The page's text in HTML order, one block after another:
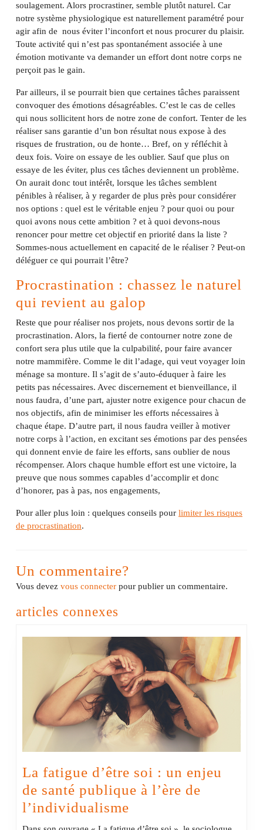
soulagement. Alors procrastiner, semble plutôt naturel. Car
notre système physiologique est naturellement paramétré pour
agir afin de nous éviter l’inconfort et nous procurer du plaisir.
Toute activité qui n’est pas spontanément associée à une
émotion motivante va demander un effort dont notre corps ne
perçoit pas le gain.
Par ailleurs, il se pourrait bien que certaines tâches paraissent
convoquer des émotions désagréables. C’est le cas de celles
qui nous sollicitent hors de notre zone de confort. Tenter de les
réaliser sans garantie d’un bon résultat nous expose à des
risques de frustration, ou de honte… Bref, on y réfléchit à
deux fois. Voire on essaye de les oublier. Sauf que plus on
essaye de les éviter, plus ces tâches deviennent un problème.
On aurait donc tout intérêt, lorsque les tâches semblent
pénibles à réaliser, à y regarder de plus près pour considérer
nos options : quel est le véritable enjeu ? pour quoi ou pour
quoi avons nous cette ambition ? et à quoi devons-nous
renoncer pour mettre cet objectif en priorité dans la liste ?
Sommes-nous actuellement en capacité de le réaliser ? Peut-on
déléguer ce qui pourrait l’être?
Procrastination : chassez le naturel
qui revient au galop
Reste que pour réaliser nos projets, nous devons sortir de la
procrastination. Alors, la fierté de contourner notre zone de
confort sera plus utile que la culpabilité, pour faire avancer
notre mammifère. Comme le dit l’adage, qui veut voyager loin
ménage sa monture. Il s’agit de s’auto-éduquer à faire les
petits pas nécessaires. Avec discernement et bienveillance, il
nous faudra, d’une part, ajuster notre exigence pour chacun de
nos objectifs, afin de minimiser les efforts nécessaires à
chaque étape. D’autre part, il nous faudra veiller à motiver
notre corps à l’action, en excitant ses émotions par des pensées
qui donnent envie de faire les efforts, sans oublier de nous
récompenser. Alors chaque humble effort est une victoire, la
preuve que nous sommes capables d’accomplir et donc
d’honorer, pas à pas, nos engagements,
Pour aller plus loin : quelques conseils pour limiter les risques
de procrastination.
Un commentaire?
Vous devez vous connecter pour publier un commentaire.
articles connexes
La fatigue d’être soi : un enjeu
de santé publique à l’ère de
l’individualisme
fatigue